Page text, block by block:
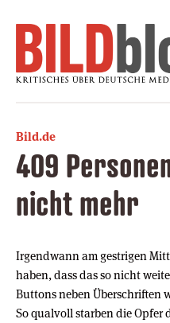
Bild.de
409
nicht mehr
Irgendwann am gestrigen
haben, dass das so nicht
Buttons neben Überschriften
So qualvoll starben die Opfer